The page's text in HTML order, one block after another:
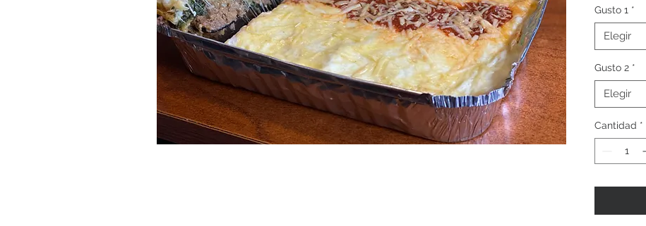
Gusto 1 *
Elegir
Gusto 2 *
Elegir
Cantidad *